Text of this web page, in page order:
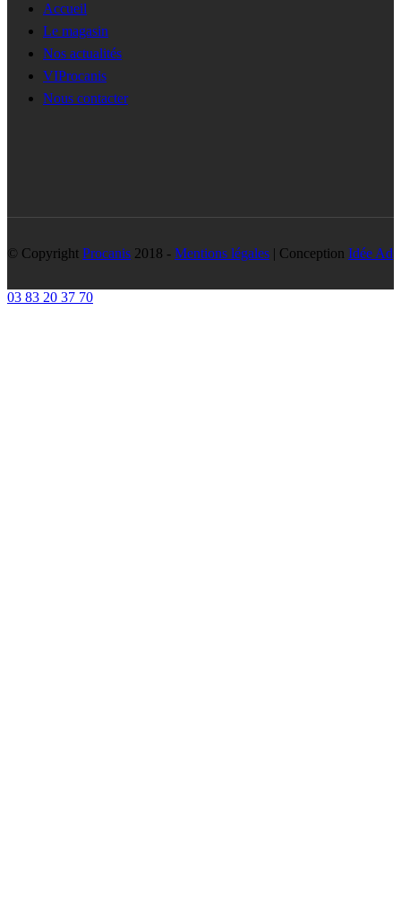
Accueil
Le magasin
Nos actualités
VIProcanis
Nous contacter
© Copyright Procanis 2018 - Mentions légales | Conception Idée Ad
03 83 20 37 70